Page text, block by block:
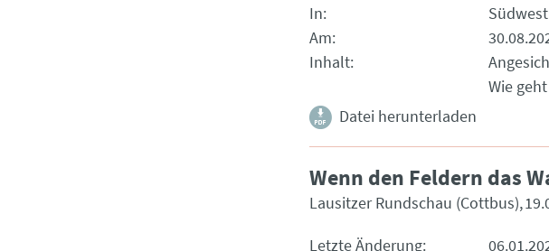
In
Am
Inhalt
Wie
Datei herunterladen
Wenn den Feldern das
Lausitzer Rundschau (Cottbus)
Letzte Änderung